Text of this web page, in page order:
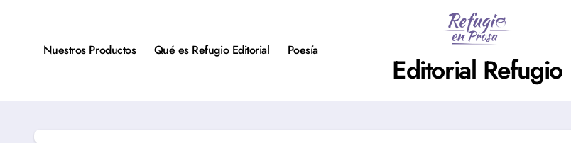
Nuestros Productos Qué es Refugio Editorial Poesía
Editorial Refugio